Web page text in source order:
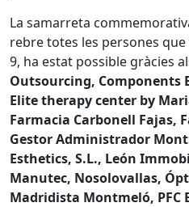
La samarreta
rebre totes les persones
9, ha estat possible gràcies
Outsourcing, Components
Elite therapy center by
Farmacia Carbonell Fajas,
Gestor Administrador
Esthetics, S.L., León
Manutec, Nosolovallas,
Madridista Montmeló, PFC